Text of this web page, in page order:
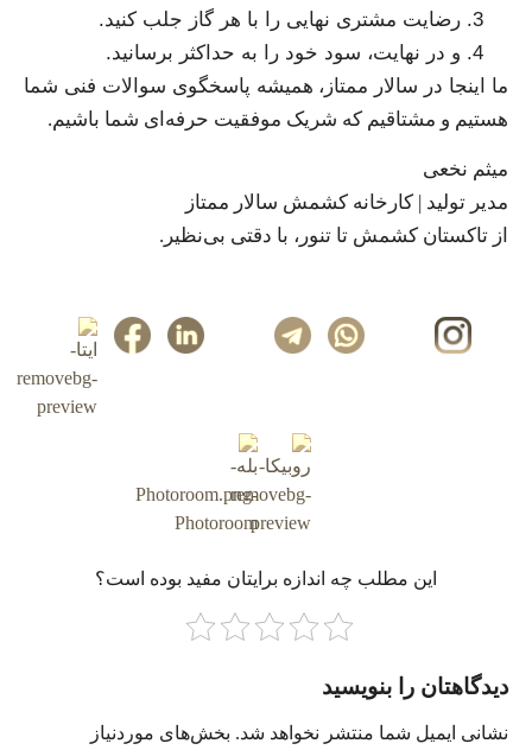
رضایت مشتری نهایی را با هر گاز جلب کنید.
و در نهایت، سود خود را به حداکثر برسانید.
ما اینجا در سالار ممتاز، همیشه پاسخگوی سوالات فنی شما
هستیم و مشتاقیم که شریک موفقیت حرفه‌ای شما باشیم.
میثم نخعی
مدیر تولید | کارخانه کشمش سالار ممتاز
از تاکستان کشمش تا تنور، با دقتی بی‌نظیر.
این مطلب چه‌ اندازه برایتان مفید بوده است؟
دیدگاهتان را بنویسید
نشانی ایمیل شما منتشر نخواهد شد. بخش‌های موردنیاز